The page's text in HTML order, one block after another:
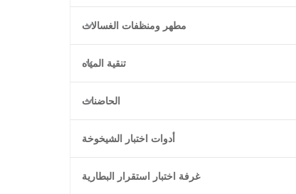
مطهر ومنظفات الغسالات
تنقية المياه
الحاضنات
أدوات اختبار الشيخوخة
غرفة اختبار استقرار البطارية